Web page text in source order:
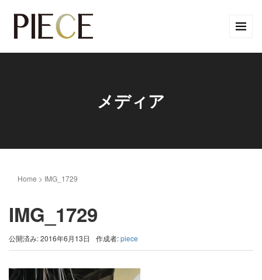
メディア
Home > IMG_1729
IMG_1729
公開済み: 2016年6月13日 作成者:piece